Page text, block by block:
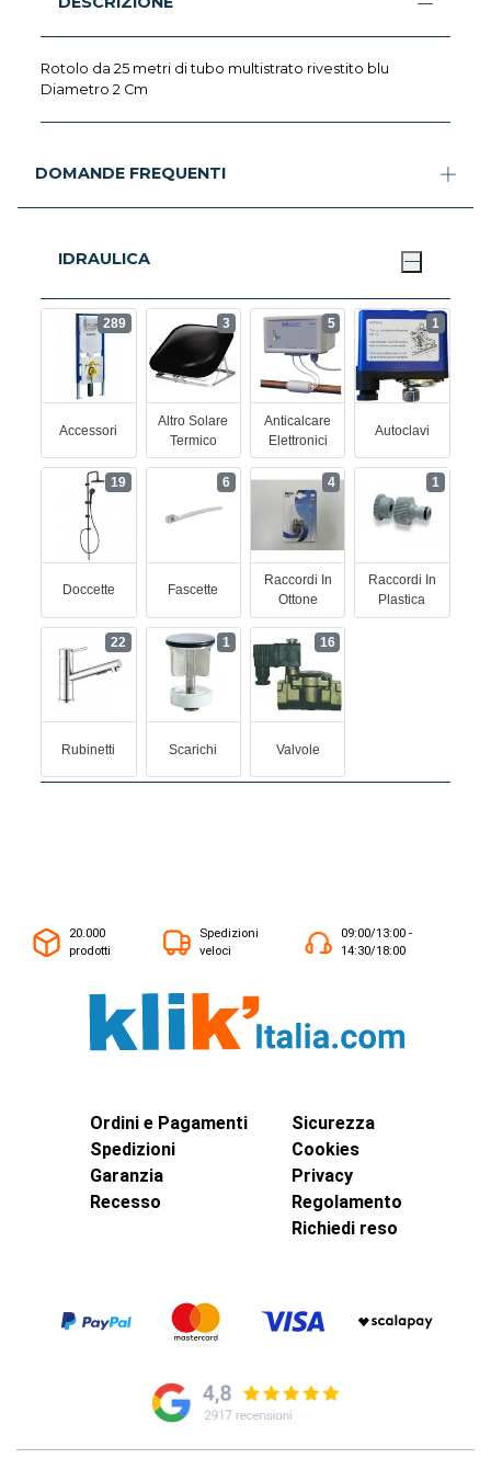
Rotolo da 25 metri di tubo multistrato rivestito blu
Diametro 2 Cm
DOMANDE FREQUENTI
IDRAULICA
Accessori
289
Altro Solare
Termico
3
Anticalcare
Elettronici
5
Autoclavi
1
Doccette
19
Fascette
6
Raccordi In
Ottone
4
Raccordi In
Plastica
1
Rubinetti
22
Scarichi
1
Valvole
16
20.000
prodotti
Spedizioni
veloci
09:00/13:00 -
14:30/18:00
Ordini e Pagamenti
Spedizioni
Garanzia
Recesso
Sicurezza
Cookies
Privacy
Regolamento
Richiedi reso